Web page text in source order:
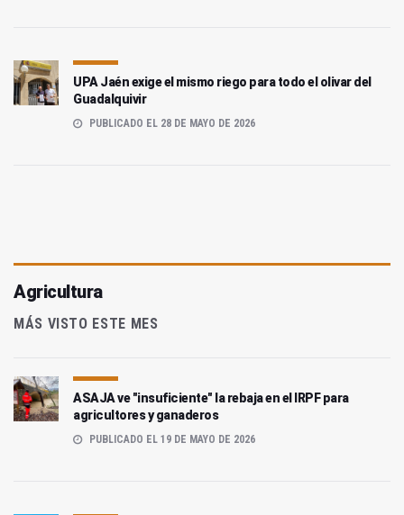
UPA Jaén exige el mismo riego para todo el olivar del
Guadalquivir
PUBLICADO EL 28 DE MAYO DE 2026
Agricultura
MÁS VISTO ESTE MES
ASAJA ve "insuficiente" la rebaja en el IRPF para
agricultores y ganaderos
PUBLICADO EL 19 DE MAYO DE 2026